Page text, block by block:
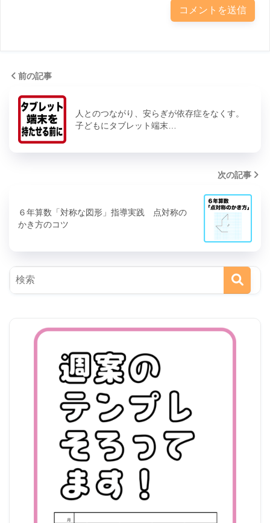
前の記事
人とのつながり、安らぎが依存症をなくす。
子どもにタブレット端末…
次の記事
６年算数「対称な図形」指導実践 点対称の
かき方のコツ